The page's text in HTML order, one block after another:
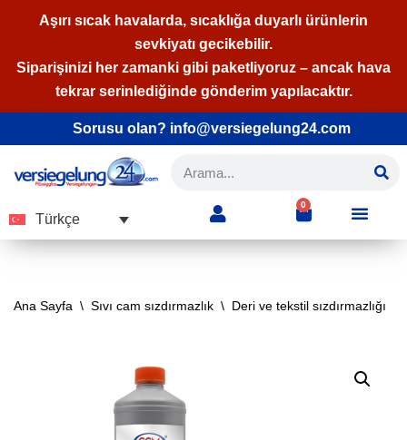
geç
Aşırı sıcak havalarda, sıcaklığa duyarlı ürünlerin
sevkiyatı gecikebilir.
Siparişinizi her zamanki gibi paketliyoruz – ancak hava
tekrar serinlediğinde gönderim yapılacaktır.
Sorusu olan? info@versiegelung24.com
Türkçe
0
Ana Sayfa \ Sıvı cam sızdırmazlık \ Deri ve tekstil sızdırmazlığı